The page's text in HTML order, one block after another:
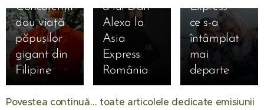
Concurenții
dau viață
păpușilor
gigant din
Filipine
a lui Dan
Alexa la
Asia
Express
România
Express—
ce s-a
întâmplat
mai
departe
Povestea continuă… toate articolele dedicate emisiunii
01.08.2026
Când
începe